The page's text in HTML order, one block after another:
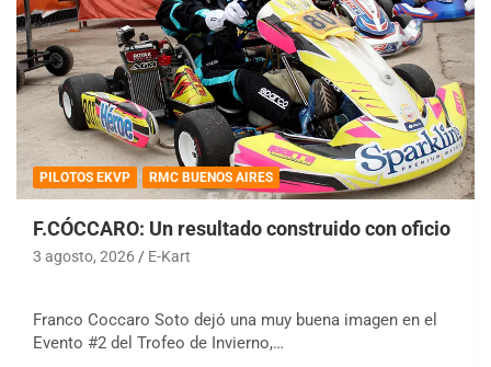
PILOTOS EKVP RMC BUENOS AIRES
F.CÓCCARO: Un resultado construido con oficio
3 agosto, 2026 E-Kart
Franco Coccaro Soto dejó una muy buena imagen en el
Evento #2 del Trofeo de Invierno,…